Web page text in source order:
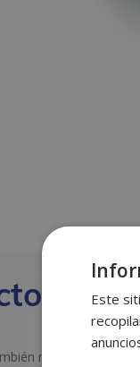
miraron estos
Este